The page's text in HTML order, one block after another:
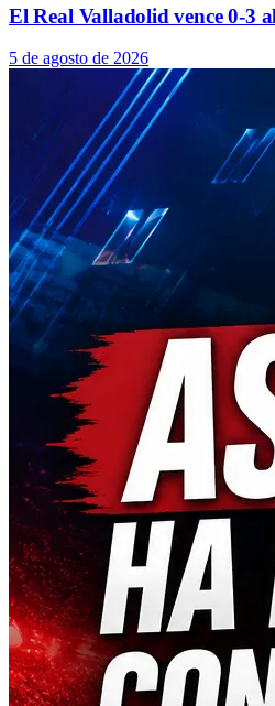
El Real Valladolid vence 0-3
5 de agosto de 2026